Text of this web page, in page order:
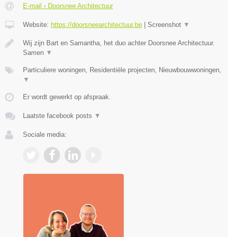
E-mail › Doorsnee Architectuur
Website: https://doorsneearchitectuur.be Screenshot ▼
Wij zijn Bart en Samantha, het duo achter Doorsnee Architectuur.
Samen ▼
Particuliere woningen, Residentiële projecten, Nieuwbouwwoningen,
▼
Er wordt gewerkt op afspraak.
Laatste facebook posts ▼
Sociale media: